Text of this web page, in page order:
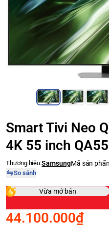
Smart Tivi Neo
4K 55 inch
Thương hiệu:SamsungMã sản
So sánh
Vừa mở bán
44.100.000₫